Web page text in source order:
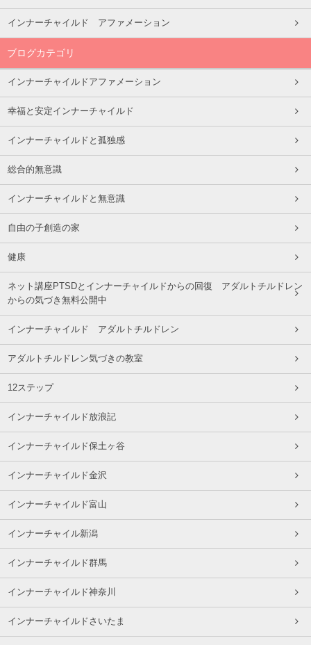
インナーチャイルド アファメーション
ブログカテゴリ
インナーチャイルドアファメーション
幸福と安定インナーチャイルド
インナーチャイルドと孤独感
総合的無意識
インナーチャイルドと無意識
自由の子創造の家
健康
ネット講座PTSDとインナーチャイルドからの回復 アダルトチルドレン
からの気づき無料公開中
インナーチャイルド アダルトチルドレン
アダルトチルドレン気づきの教室
12ステップ
インナーチャイルド放浪記
インナーチャイルド保土ヶ谷
インナーチャイルド金沢
インナーチャイルド富山
インナーチャイル新潟
インナーチャイルド群馬
インナーチャイルド神奈川
インナーチャイルドさいたま